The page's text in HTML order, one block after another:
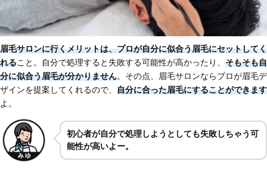
眉毛サロンに行くメリットは、プロが自分に似合う眉毛にセットしてく
れること。自分で処理すると失敗する可能性が高かったり、 そもそも自
分に似合う眉毛が分かりません。その点、眉毛サロンならプロが眉毛デ
ザインを提案してくれるので、 自分に合った眉毛にすることができます
よ。
初心者が自分で処理しようとしても失敗しちゃう可
能性が高いよー。